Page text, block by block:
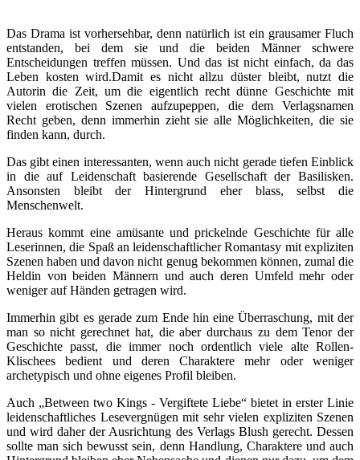
Das Drama ist vorhersehbar, denn natürlich ist ein grausamer Fluch
entstanden, bei dem sie und die beiden Männer schwere
Entscheidungen treffen müssen. Und das ist nicht einfach, da das
Leben kosten wird.Damit es nicht allzu düster bleibt, nutzt die
Autorin die Zeit, um die eigentlich recht dünne Geschichte mit
vielen erotischen Szenen aufzupeppen, die dem Verlagsnamen
Recht geben, denn immerhin zieht sie alle Möglichkeiten, die sie
finden kann, durch.
Das gibt einen interessanten, wenn auch nicht gerade tiefen Einblick
in die auf Leidenschaft basierende Gesellschaft der Basilisken.
Ansonsten bleibt der Hintergrund eher blass, selbst die
Menschenwelt.
Heraus kommt eine amüsante und prickelnde Geschichte für alle
Leserinnen, die Spaß an leidenschaftlicher Romantasy mit expliziten
Szenen haben und davon nicht genug bekommen können, zumal die
Heldin von beiden Männern und auch deren Umfeld mehr oder
weniger auf Händen getragen wird.
Immerhin gibt es gerade zum Ende hin eine Überraschung, mit der
man so nicht gerechnet hat, die aber durchaus zu dem Tenor der
Geschichte passt, die immer noch ordentlich viele alte Rollen-
Klischees bedient und deren Charaktere mehr oder weniger
archetypisch und ohne eigenes Profil bleiben.
Auch „Between two Kings - Vergiftete Liebe“ bietet in erster Linie
leidenschaftliches Lesevergnügen mit sehr vielen expliziten Szenen
und wird daher der Ausrichtung des Verlags Blush gerecht. Dessen
sollte man sich bewusst sein, denn Handlung, Charaktere und auch